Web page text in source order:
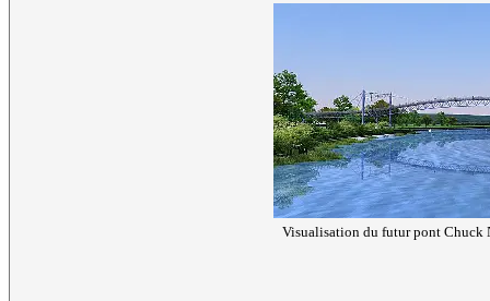
Visualisation du futur pont Chuck